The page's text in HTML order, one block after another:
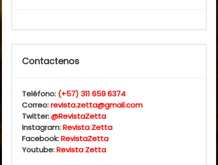
Contactenos
Teléfono: (+57) 311 659 6374
Correo:revista.zetta@gmail.com
Twitter:@RevistaZetta
Instagram:Revista Zetta
Facebook:RevistaZetta
Youtube:Revista Zetta